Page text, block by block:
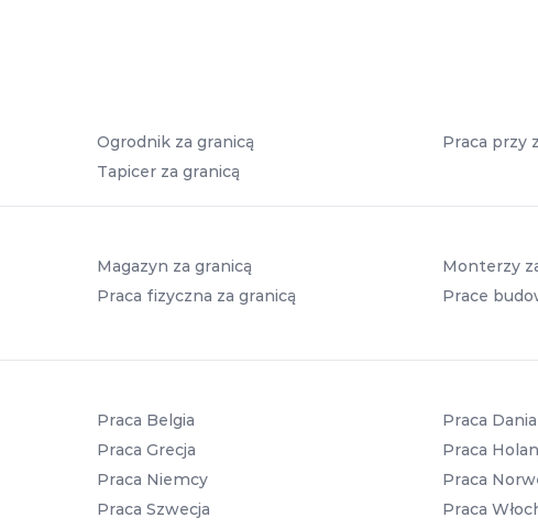
Ogrodnik za granicą
Praca przy
Tapicer za granicą
Magazyn za granicą
Monterzy
Praca fizyczna za granicą
Prace
Praca Belgia
Praca Dania
Praca Grecja
Praca
Praca Niemcy
Praca
Praca Szwecja Praca